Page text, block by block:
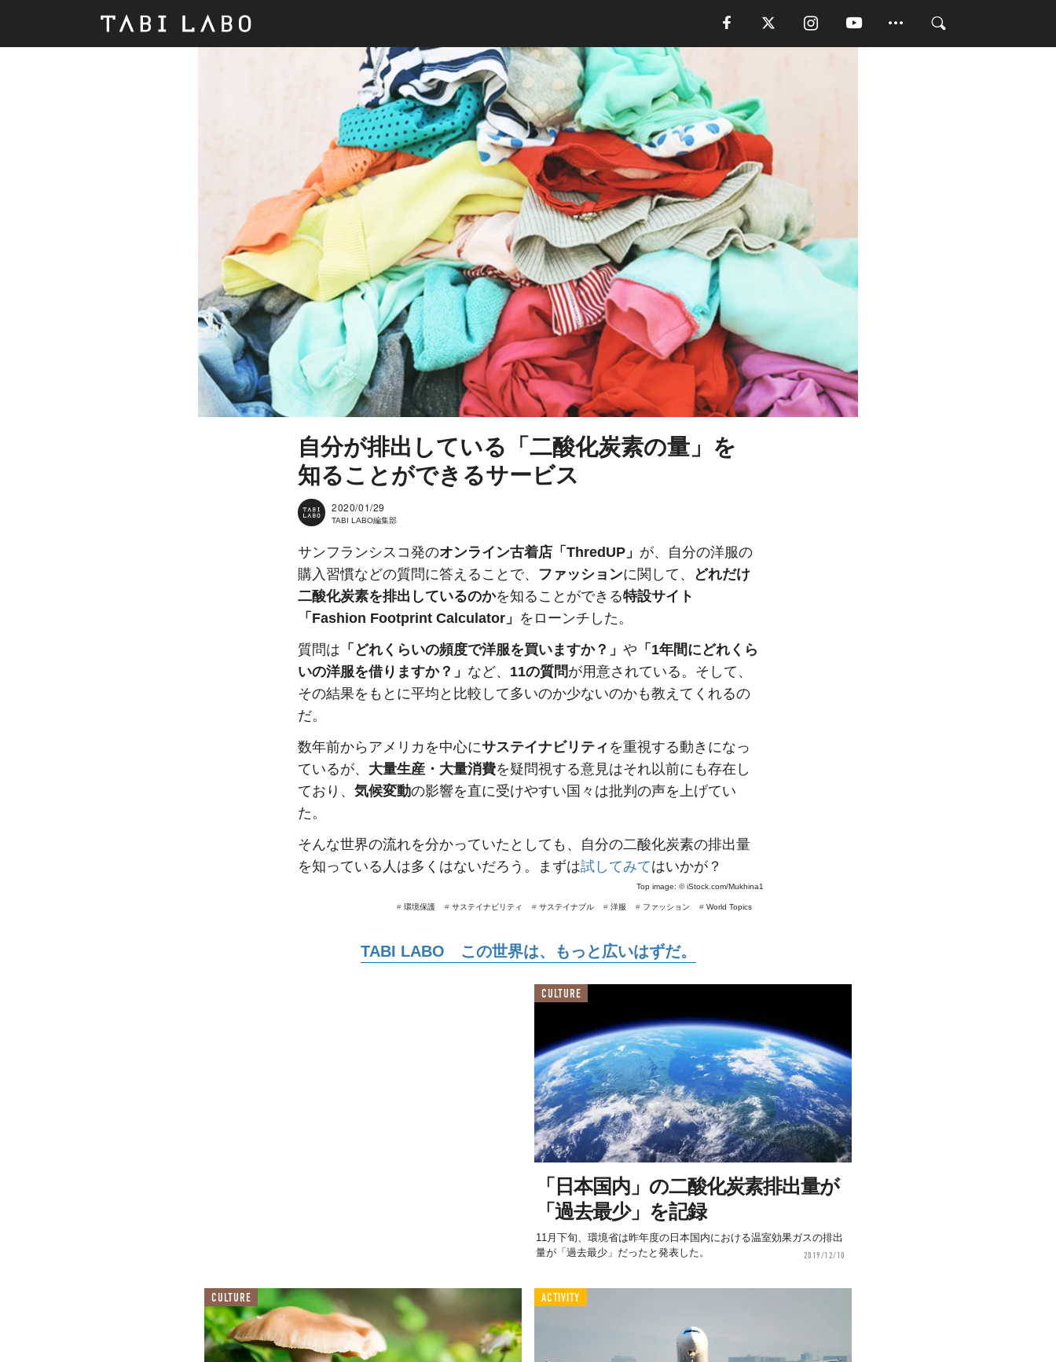
自分が排出している「二酸化炭素の量」を
知ることができるサービス
2020/01/29
TABI LABO編集部
サンフランシスコ発のオンライン古着店「ThredUP」 が、自分の洋服の
購入習慣などの質問に答えることで、 ファッションに関して、 どれだけ
二酸化炭素を排出しているのかを知ることができる特設サイト
「Fashion Footprint Calculator」 をローンチした。
質問は 「どれくらいの頻度で洋服を買いますか？」 や 「1年間にどれくら
いの洋服を借りますか？」 など、 11の質問が用意されている。そして、
その結果をもとに平均と比較して多いのか少ないのかも教えてくれるの
だ。
数年前からアメリカを中心にサステイナビリティ を重視する動きになっ
ているが、 大量生産・大量消費を疑問視する意見はそれ以前にも存在し
ており、 気候変動の影響を直に受けやすい国々は批判の声を上げてい
た。
そんな世界の流れを分かっていたとしても、自分の二酸化炭素の排出量
を知っている人は多くはないだろう。まずは試してみてはいかが？
Top image: ©iStock.com/Mukhina1
# World Topics
# ファッション
# 洋服
# サステイナブル
# サステイナビリティ
# 環境保護
TABI LABO この世界は、もっと広いはずだ。
CULTURE
「日本国内」の二酸化炭素排出量が
「過去最少」を記録
11月下旬、環境省は昨年度の日本国内における温室効果ガスの排出
量が「過去最少」だったと発表した。
2019/12/10
CULTURE ACTIVITY